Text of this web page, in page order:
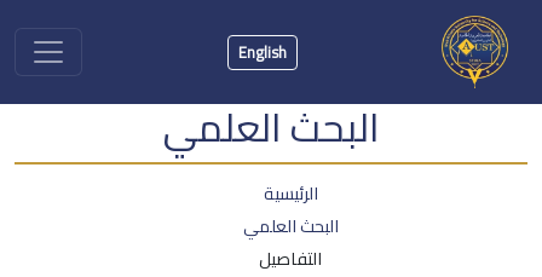
English
البحث العلمي
الرئيسية
البحث العلمي
التفاصيل